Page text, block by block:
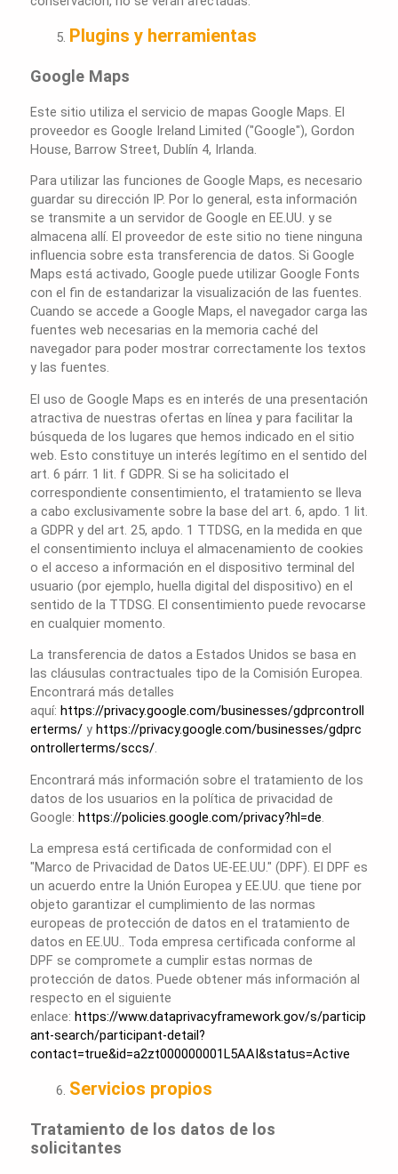
Plugins y herramientas
Google Maps
Este sitio utiliza el servicio de mapas Google Maps. El
proveedor es Google Ireland Limited ("Google"), Gordon
House, Barrow Street, Dublín 4, Irlanda.
Para utilizar las funciones de Google Maps, es necesario
guardar su dirección IP. Por lo general, esta información
se transmite a un servidor de Google en EE.UU. y se
almacena allí. El proveedor de este sitio no tiene ninguna
influencia sobre esta transferencia de datos. Si Google
Maps está activado, Google puede utilizar Google Fonts
con el fin de estandarizar la visualización de las fuentes.
Cuando se accede a Google Maps, el navegador carga las
fuentes web necesarias en la memoria caché del
navegador para poder mostrar correctamente los textos
y las fuentes.
El uso de Google Maps es en interés de una presentación
atractiva de nuestras ofertas en línea y para facilitar la
búsqueda de los lugares que hemos indicado en el sitio
web. Esto constituye un interés legítimo en el sentido del
art. 6 párr. 1 lit. f GDPR. Si se ha solicitado el
correspondiente consentimiento, el tratamiento se lleva
a cabo exclusivamente sobre la base del art. 6, apdo. 1 lit.
a GDPR y del art. 25, apdo. 1 TTDSG, en la medida en que
el consentimiento incluya el almacenamiento de cookies
o el acceso a información en el dispositivo terminal del
usuario (por ejemplo, huella digital del dispositivo) en el
sentido de la TTDSG. El consentimiento puede revocarse
en cualquier momento.
La transferencia de datos a Estados Unidos se basa en
las cláusulas contractuales tipo de la Comisión Europea.
Encontrará más detalles
aquí: https://privacy.google.com/businesses/gdprcontroll
erterms/ y https://privacy.google.com/businesses/gdprc
ontrollerterms/sccs/.
Encontrará más información sobre el tratamiento de los
datos de los usuarios en la política de privacidad de
Google: https://policies.google.com/privacy?hl=de.
La empresa está certificada de conformidad con el
"Marco de Privacidad de Datos UE-EE.UU." (DPF). El DPF es
un acuerdo entre la Unión Europea y EE.UU. que tiene por
objeto garantizar el cumplimiento de las normas
europeas de protección de datos en el tratamiento de
datos en EE.UU.. Toda empresa certificada conforme al
DPF se compromete a cumplir estas normas de
protección de datos. Puede obtener más información al
respecto en el siguiente
enlace: https://www.dataprivacyframework.gov/s/particip
ant-search/participant-detail?
contact=true&id=a2zt000000001L5AAI&status=Active
Servicios propios
Tratamiento de los datos de los
solicitantes